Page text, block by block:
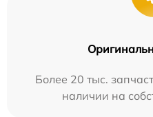
Более 20 тыс.
наличии на